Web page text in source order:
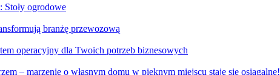
Stoły ogrodowe
branżę przewozową
operacyjny dla Twoich potrzeb biznesowych
– marzenie o własnym domu w pięknym miejscu staje się osiągalne!